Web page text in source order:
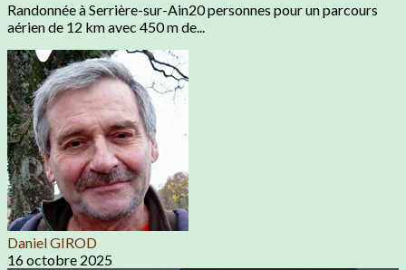
Randonnée à Serrière-sur-Ain20 personnes pour un parcours
aérien de 12 km avec 450 m de...
Daniel GIROD
16 octobre 2025